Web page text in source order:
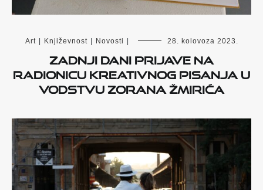
Art | Književnost | Novosti | 28. kolovoza 2023.
Zadnji dani prijave na
radionicu kreativnog pisanja u
vodstvu Zorana Žmirića